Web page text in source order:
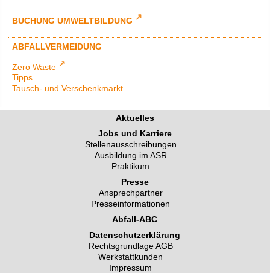
BUCHUNG UMWELTBILDUNG
ABFALLVERMEIDUNG
Zero Waste
Tipps
Tausch- und Verschenkmarkt
Aktuelles
Jobs und Karriere
Stellenausschreibungen
Ausbildung im ASR
Praktikum
Presse
Ansprechpartner
Presseinformationen
Abfall-ABC
Datenschutzerklärung
Rechtsgrundlage AGB
Werkstattkunden
Impressum